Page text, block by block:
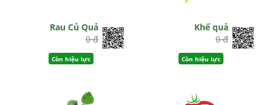
Rau Củ Quả
0 đ
Còn hiệu lực
Khế quả
0 đ
Còn hiệu lực